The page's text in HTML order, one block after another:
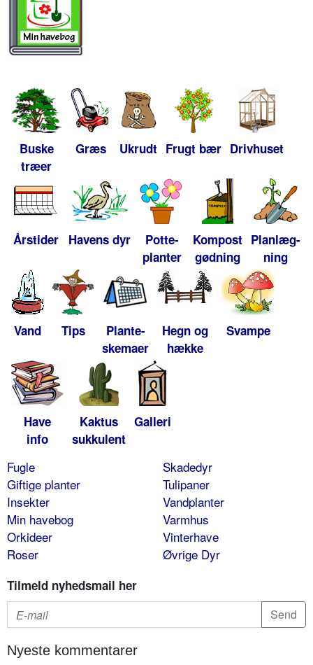
Buske
træer
Græs Ukrudt Frugt bær Drivhuset
Årstider Havens dyr
Potte-
planter
Kompost
gødning
Planlæg-
ning
Vand Tips
Plante-
skemaer
Hegn og
hække
Svampe
Have
info
Kaktus
sukkulent
Galleri
Fugle
Giftige planter
Insekter
Min havebog
Orkideer
Roser
Skadedyr
Tulipaner
Vandplanter
Varmhus
Vinterhave
Øvrige Dyr
Tilmeld nyhedsmail her
Nyeste kommentarer